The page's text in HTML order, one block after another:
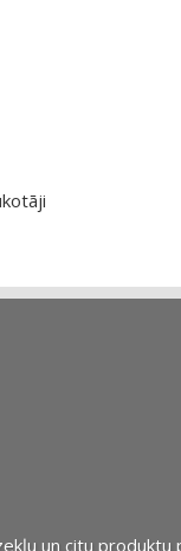
un citu produktu